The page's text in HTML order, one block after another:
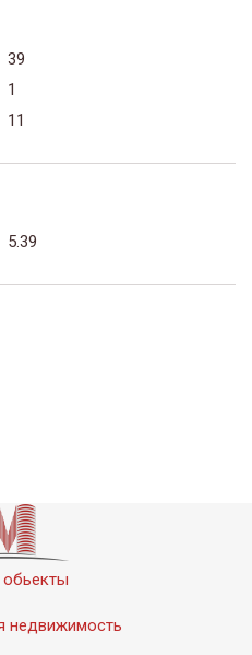
39
1
11
5.39
недвижимость